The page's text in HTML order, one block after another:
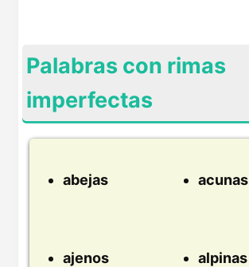
Palabras con rimas
imperfectas
abejas acunas
ajenos alpinas